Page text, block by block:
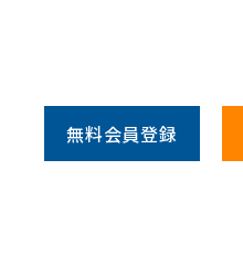
無料会員登録